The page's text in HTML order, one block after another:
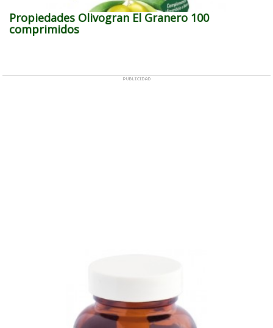
Propiedades Olivogran El Granero 100
comprimidos